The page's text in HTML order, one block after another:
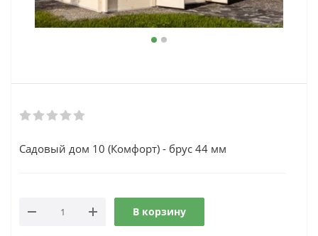
Садовый дом 10 (Комфорт) - брус 44 мм
В корзину